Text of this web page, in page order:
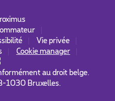
Vie privée
Cookie manager
au droit belge.
1030 Bruxelles.